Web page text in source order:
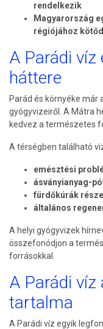
rendelkezik
Magyarország
régiójához
A Parádi víz
háttere
Parád és környéke
gyógyvizeiről. A Mátra
kedvez a természetes
A térségben található
emésztési
ásványianyag-
fürdőkúrák
általános
A helyi gyógyvizek
összefonódjon a
forrásokkal.
A Parádi víz
tartalma
A Parádi víz egyik